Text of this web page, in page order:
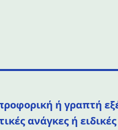
ή γραπτή
ανάγκες ή